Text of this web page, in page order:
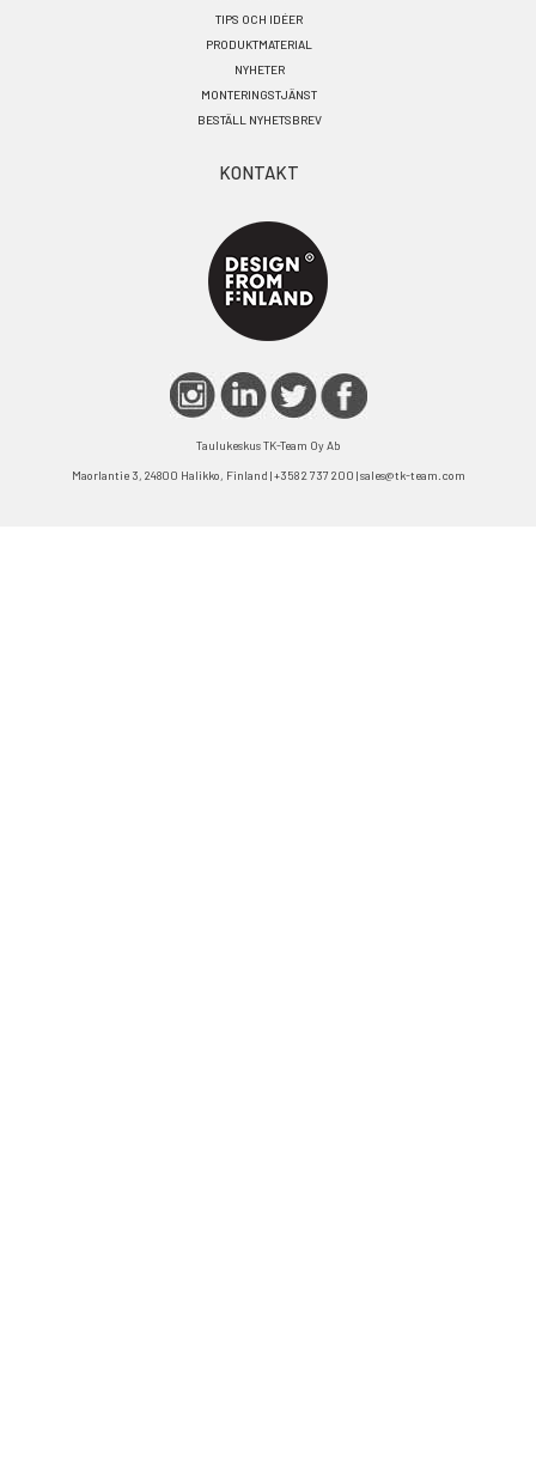
TIPS OCH IDÉER
PRODUKTMATERIAL
NYHETER
MONTERINGSTJÄNST
BESTÄLL NYHETSBREV
KONTAKT
Taulukeskus TK-Team Oy Ab
Maorlantie 3, 24800 Halikko, Finland | +358 2 737 200 | sales@tk-team.com